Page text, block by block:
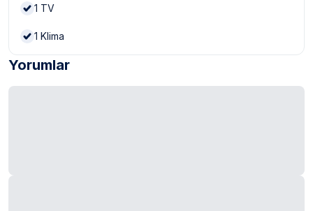
1 TV
1 Klima
Yorumlar